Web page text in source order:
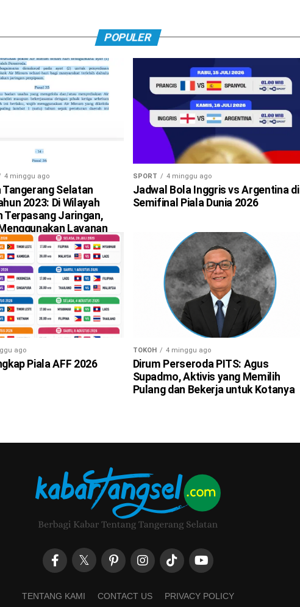
POPULER
4 minggu ago
Tangerang Selatan
2023: Di Wilayah
Terpasang Jaringan,
Layanan
SPORT 4 minggu ago
Jadwal Bola Inggris vs Argentina di
Semifinal Piala Dunia 2026
ago
Piala AFF 2026
TOKOH 4 minggu ago
Dirum Perseroda PITS: Agus
Supadmo, Aktivis yang Memilih
Pulang dan Bekerja untuk Kotanya
TENTANG KAMI CONTACT US PRIVACY POLICY